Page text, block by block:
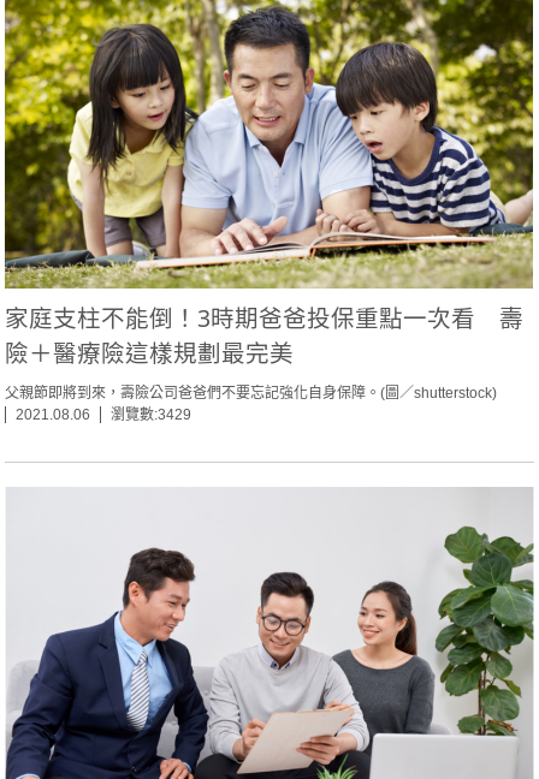
家庭支柱不能倒！3時期爸爸投保重點一次看 壽
險＋醫療險這樣規劃最完美
父親節即將到來，壽險公司爸爸們不要忘記強化自身保障。(圖／shutterstock)
2021.08.06
瀏覽數:3429